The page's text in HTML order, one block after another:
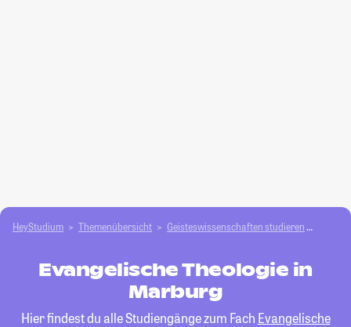
HeyStudium Themenübersicht Geisteswissenschaften studieren
Evangelische Theologie in
Marburg
Hier findest du alle Studiengänge zum Fach Evangelische